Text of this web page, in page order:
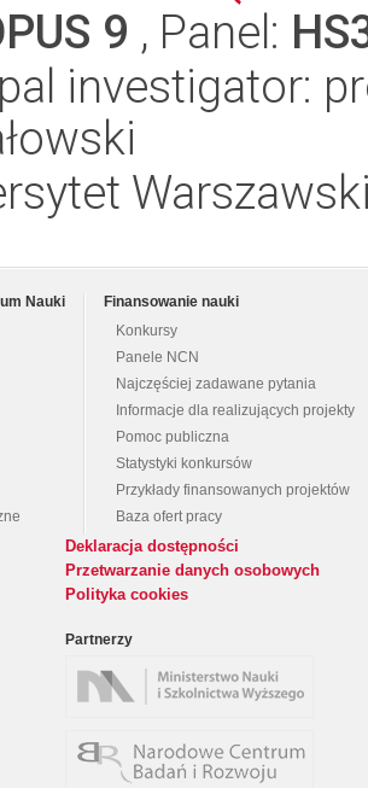
9 , Panel:
investigator:
Nauki
Finansowanie nauki
Konkursy
Panele NCN
Najczęściej zadawane pytania
Informacje dla realizujących projekty
Pomoc publiczna
Statystyki konkursów
Przykłady finansowanych projektów
Baza ofert pracy
Deklaracja dostępności
Przetwarzanie danych osobowych
Polityka cookies
Partnerzy